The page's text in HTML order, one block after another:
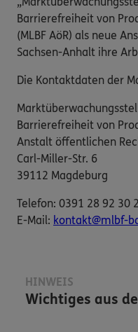
Barrierefreiheit von
(MLBF AöR) als neue
Sachsen-Anhalt ihre
Die Kontaktdaten der
Barrierefreiheit von
Anstalt öffentlichen
Carl-Miller-Str. 6
39112 Magdeburg
Telefon: 0391 28 92 30
E-​Mail: kontakt@mlbf-
HINWEIS
Wichtiges aus